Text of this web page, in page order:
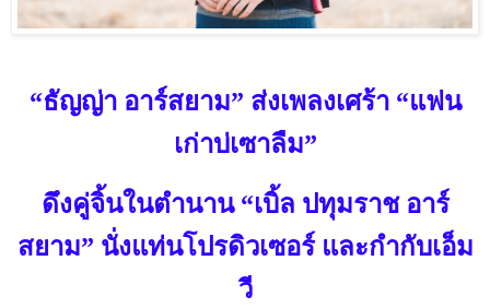
“ธัญญ่า อาร์สยาม” ส่งเพลงเศร้า “แฟน
เก่าบ่เซาลืม”
ดึงคู่จิ้นในตำนาน “เบิ้ล ปทุมราช อาร์
สยาม” นั่งแท่นโปรดิวเซอร์ และกำกับเอ็ม
วี